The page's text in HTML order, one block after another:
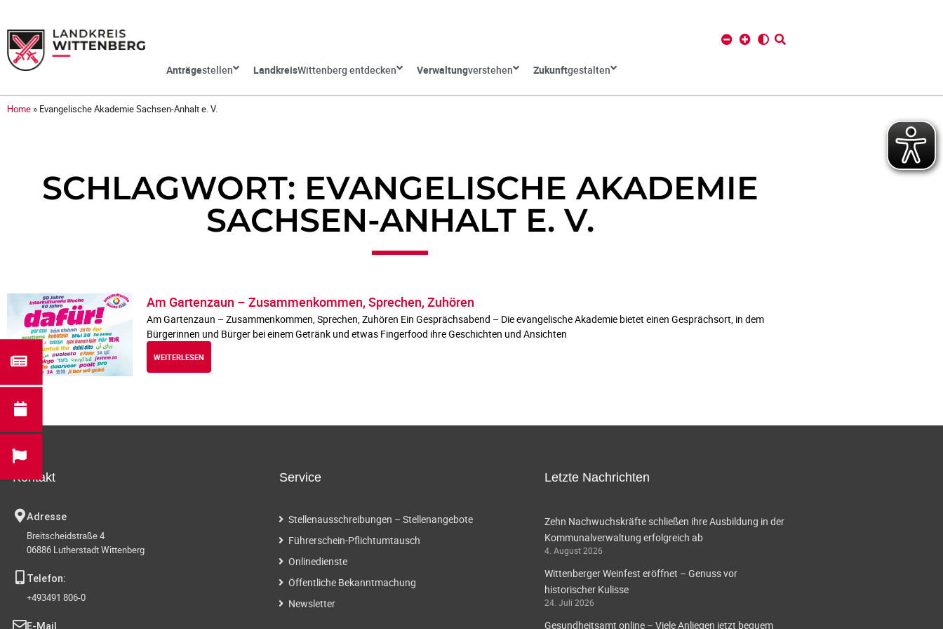
Anträgestellen LandkreisWittenberg entdecken Verwaltungverstehen Zukunftgestalten
Home » Evangelische Akademie Sachsen-Anhalt e. V.
SCHLAGWORT: EVANGELISCHE AKADEMIE
SACHSEN-ANHALT E. V.
Am Gartenzaun – Zusammenkommen, Sprechen, Zuhören
Am Gartenzaun – Zusammenkommen, Sprechen, Zuhören Ein Gesprächsabend – Die evangelische Akademie bietet einen Gesprächsort, in dem
Bürgerinnen und Bürger bei einem Getränk und etwas Fingerfood ihre Geschichten und Ansichten
WEITERLESEN
Kontakt
Adresse
Breitscheidstraße 4
06886 Lutherstadt Wittenberg
Telefon:
+493491 806-0
Service
Stellenausschreibungen – Stellenangebote
Führerschein-Pflichtumtausch
Onlinedienste
Öffentliche Bekanntmachung
Newsletter
Letzte Nachrichten
Zehn Nachwuchskräfte schließen ihre Ausbildung in der
Kommunalverwaltung erfolgreich ab
4. August 2026
Wittenberger Weinfest eröffnet – Genuss vor
historischer Kulisse
24. Juli 2026
Gesundheitsamt online – Viele Anliegen jetzt bequem